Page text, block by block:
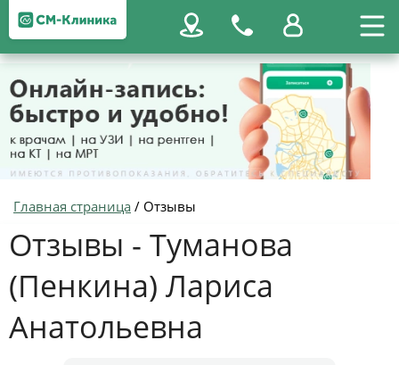
Главная страница / Отзывы
Отзывы - Туманова
(Пенкина) Лариса
Анатольевна